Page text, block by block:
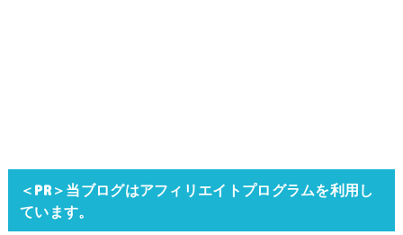
＜PR＞当ブログはアフィリエイトプログラムを利用し
ています。